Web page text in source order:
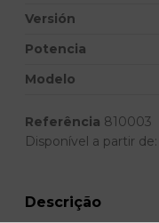
Versión
Potencia
Modelo
Referência 810003
Disponível a partir de:
Descrição